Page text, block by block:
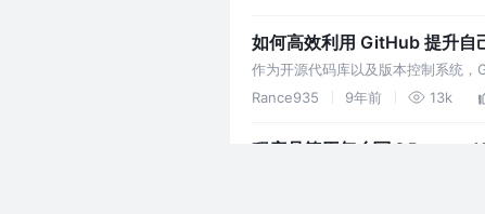
如何高效利用 GitHub 提升自
作为开源代码库以及版本控制系统
径。本文将从两个方面介绍github
Rance935 9年前 13k
程序员简历怎么写？